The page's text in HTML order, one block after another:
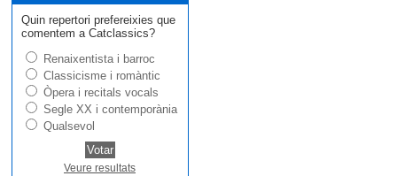
Quin repertori prefereixies que
comentem a Catclassics?
Renaixentista i barroc
Classicisme i romàntic
Òpera i recitals vocals
Segle XX i contemporània
Qualsevol
Veure resultats